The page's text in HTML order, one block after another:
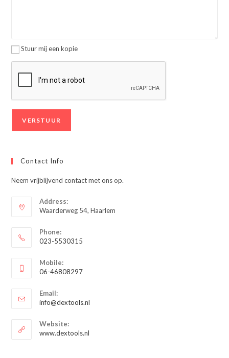
Stuur mij een kopie
Contact Info
Neem vrijblijvend contact met ons op.
Address:
Waarderweg 54, Haarlem
Phone:
023-5530315
in
je
toepassing
Mobile:
06-46808297
in
je
toepassing
Email:
info@dextools.nl
Website:
www.dextools.nl